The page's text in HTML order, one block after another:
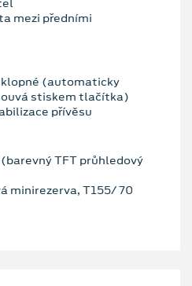
mezi předními
(automaticky
stiskem tlačítka)
přívěsu
TFT průhledový
minirezerva, T155/ 70